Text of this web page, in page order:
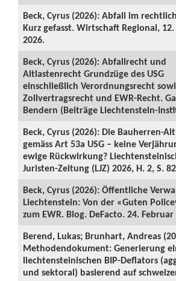
Beck, Cyrus (2026): Abfall im
Kurz gefasst. Wirtschaft Regional, 12.
2026.
Beck, Cyrus (2026): Abfallrecht und
Altlastenrecht Grundzüge des USG
einschließlich Verordnungsrecht
Zollvertragsrecht und EWR-Recht.
Bendern (Beiträge Liechtenstein-
Beck, Cyrus (2026): Die Bauherren-
gemäss Art 53a USG – keine
ewige Rückwirkung?
Juristen-Zeitung (LJZ) 2026, H. 2, S.
Beck, Cyrus (2026): Öffentliche
Liechtenstein: Von der «Guten
zum EWR. Blog. DeFacto. 24. Februar
Berend, Lukas; Brunhart, Andreas
Methodendokument: Generierung
liechtensteinischen BIP-Deflators
und sektoral) basierend auf